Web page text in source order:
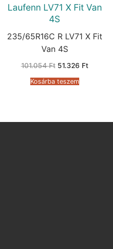
Laufenn LV71 X Fit Van
4S
235/65R16C R LV71 X Fit
Van 4S
101.054Ft Original
was:
101.054 Ft.
51.326 FtCurrent
Kosárba teszem